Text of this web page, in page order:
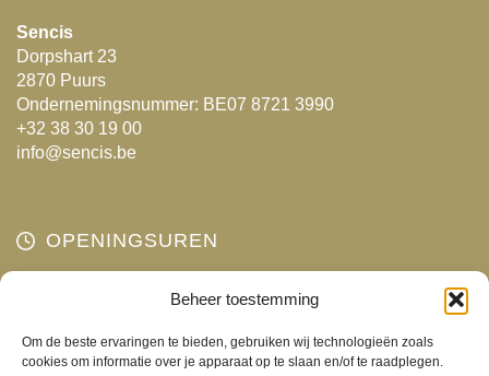
Beheer toestemming
Om de beste ervaringen te bieden, gebruiken wij technologieën zoals
cookies om informatie over je apparaat op te slaan en/of te raadplegen.
Sencis
Dorpshart 23
2870 Puurs
Ondernemingsnummer: BE07 8721 3990
+32 38 30 19 00
info@sencis.be
OPENINGSUREN
Gesloten
Woensdag
10:00 - 18:00